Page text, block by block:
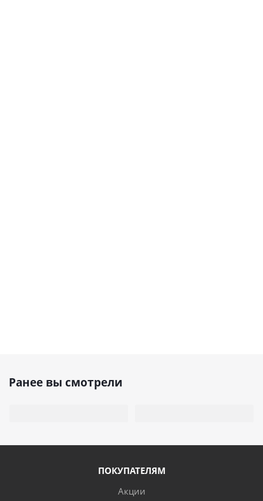
Ранее вы смотрели
ПОКУПАТЕЛЯМ
Акции